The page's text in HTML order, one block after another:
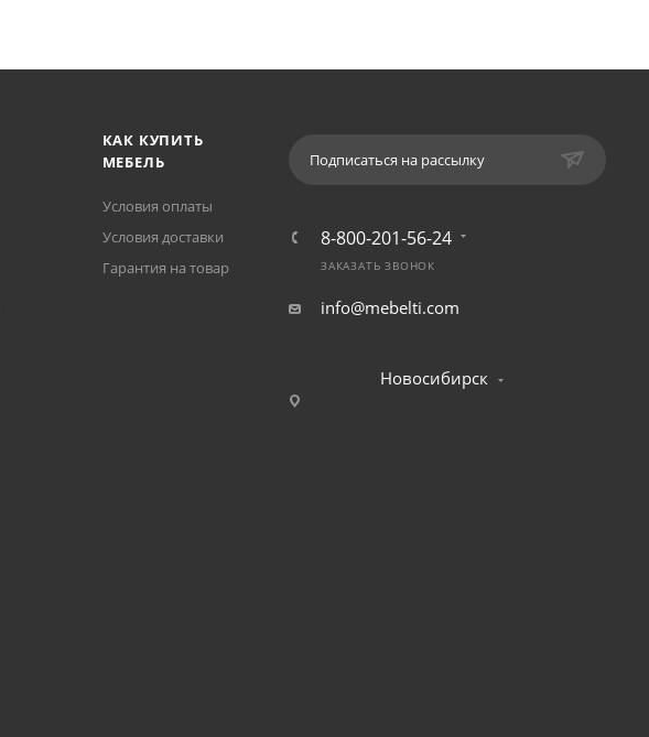
КАК КУПИТЬ
МЕБЕЛЬ
Условия оплаты
Условия доставки
Гарантия на товар
Подписаться на рассылку
8-800-201-56-24
ЗАКАЗАТЬ ЗВОНОК
info@mebelti.com
Новосибирск